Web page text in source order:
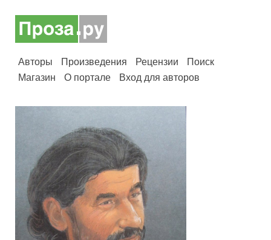
Авторы Произведения Рецензии
Поиск
Магазин
О портале Вход для авторов